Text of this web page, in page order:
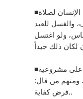
◾️رابعاً: استحب بعض العلماء أن يغتسل الإنسان لصلاة
والغسل للعيد
ولو اغتسل
◾️خامساً: صلاة العيد. وقد أجمع المسلمون على مشروعية
ومنهم من قال:
فرض كفاية..